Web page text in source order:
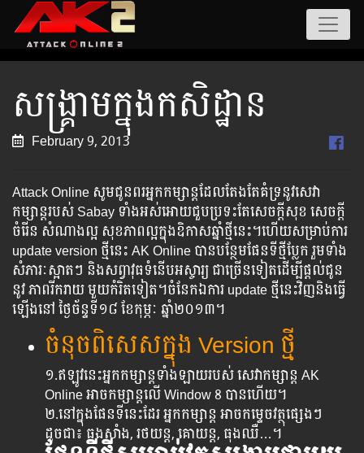
សង្រ្គាមក្នុងកសិដ្ឋាន
February 9, 2013
Attack Online សូមជូនពរអ្នកកម្សាន្ត​ដែល​តែង​តែ​គំទ្រ​នូវ​សេវា​
កម្សាន្ត​របស់ Sabay ទាំង​អស់​អោយ​ជួប​ប្រទះ​តែ​សេចក្តី​សុខ សេចក្តី​
ចំរើន សំណាង​ល្អ សុខភាព​ល្អ​ក្នុង​ឧិកាស​ឆ្នាំថ្មីនេះ។ហើយសម្រាប់ការ
update version ថ្មីនេះ AK Online បានបន្ថែមផែនទីថ្មីប្លែក រួមទាំង
សំភារៈស្អាតៗ និងសព្វាវុធទំនើបអស្ចារ្យ ជាច្រើនទៀត​ដើម្បីផ្តល់ជូន
នូវ​ ភាពរីករាយ មួយកំរិតទៀត។ចំនែកឯការ update ថ្មីនេះវិញនិងធ្វើ
ឡើងនៅ ថ្ងៃច័ន្ទទី១៨ ខែកុម្ភៈ ឆ្នាំ២០១៣។
ចំនុចពិសេសក្នុង Version ថ្មី
១.ឥឡូវនេះអ្នកកម្សាន្តទាំងឡាយរបស់ សេវាកម្សាន្ត AK
Online អាចកម្សាន្តលើ Window 8 បានហើយ។
២.​នៅក្នុងផែនទីនេះដែរ អ្នកកម្សាន្ត អាចកម្ទេចវត្ថុផ្សេងៗ
ដូចជា៖ ធុងសាំង,​​ រថយន្ត, គោយន្ត, ធុងឈឺ…។